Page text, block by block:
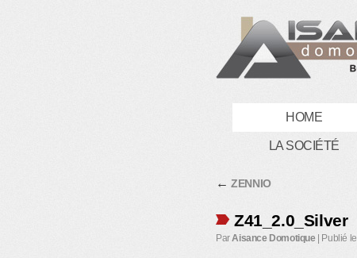
HOME
LA SOCIÉTÉ
← ZENNIO
Z41_2.0_Silver
ParAisance Domotique Publié le